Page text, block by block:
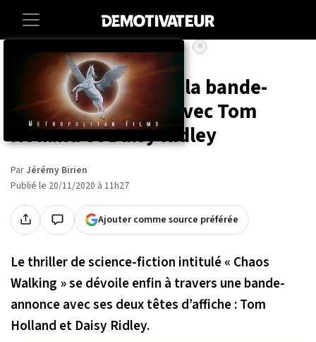
Entertainment Cinema
« Chaos Walking » : la bande-
annonce dévoilée avec Tom
Holland et Daisy Ridley
ParJérémy Birien
Publié le 20/11/2020 à 11h27
Ajouter comme source préférée
×
Le thriller de science-fiction intitulé « Chaos
Walking » se dévoile enfin à travers une bande-
annonce avec ses deux têtes d’affiche : Tom
Holland et Daisy Ridley.